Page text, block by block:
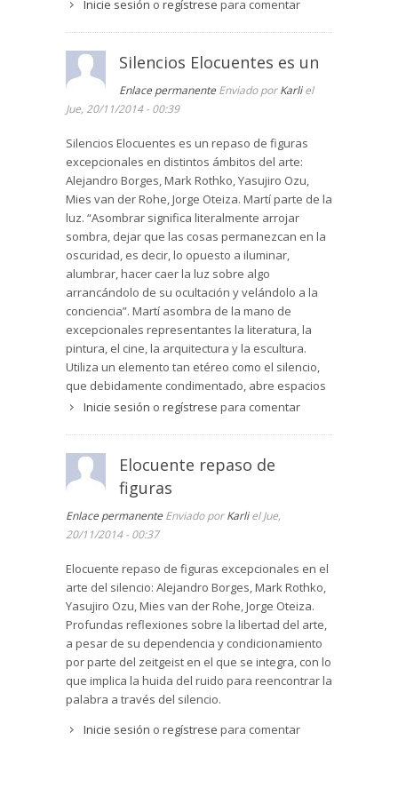
Inicie sesión o regístrese para comentar
Silencios Elocuentes es un
Enlace permanente Enviado porKarliel
Jue, 20/11/2014 - 00:39
Silencios Elocuentes es un repaso de figuras
excepcionales en distintos ámbitos del arte:
Alejandro Borges, Mark Rothko, Yasujiro Ozu,
Mies van der Rohe, Jorge Oteiza. Martí parte de la
luz. “Asombrar significa literalmente arrojar
sombra, dejar que las cosas permanezcan en la
oscuridad, es decir, lo opuesto a iluminar,
alumbrar, hacer caer la luz sobre algo
arrancándolo de su ocultación y velándolo a la
conciencia”. Martí asombra de la mano de
excepcionales representantes la literatura, la
pintura, el cine, la arquitectura y la escultura.
Utiliza un elemento tan etéreo como el silencio,
que debidamente condimentado, abre espacios
“a los lúcidos placeres del pensamiento y las
no dudaría en aplicar esta frase a la lectura del
libro.
deleita al lector en su dimensión material e
que no simple; complejo, que no complicado,
replicando en su exposición lo que demanda a la
obra de arte: “Sólo a través del sabio manejo de
lo elemental estamos en condiciones de obtener
lo complejo”. Así Martí, admira que Mies sea
capaz de alcanzar la objetividad en la expresión
de la estructura, no como fruto de la invención,
sino como expresión interna de una época. “El
sino tan sólo reconocer, dotándolo de una forma
Inicie sesión o regístrese para comentar
Elocuente repaso de
figuras
Enlace permanente Enviado porKarliel Jue,
20/11/2014 - 00:37
Elocuente repaso de figuras excepcionales en el
arte del silencio: Alejandro Borges, Mark Rothko,
Yasujiro Ozu, Mies van der Rohe, Jorge Oteiza.
Profundas reflexiones sobre la libertad del arte,
a pesar de su dependencia y condicionamiento
por parte del zeitgeist en el que se integra, con lo
que implica la huida del ruido para reencontrar la
palabra a través del silencio.
Inicie sesión o regístrese para comentar